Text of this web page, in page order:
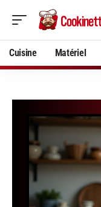
Cuisine Matériel